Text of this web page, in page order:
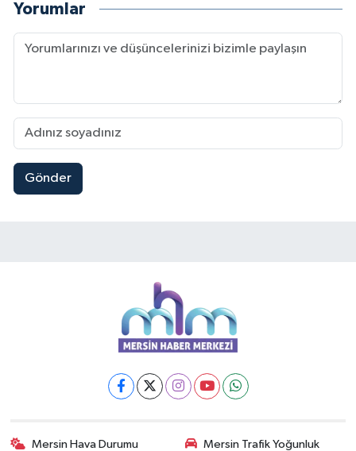
Yorumlar
Gönder
Mersin Hava Durumu
Mersin Trafik Yoğunluk